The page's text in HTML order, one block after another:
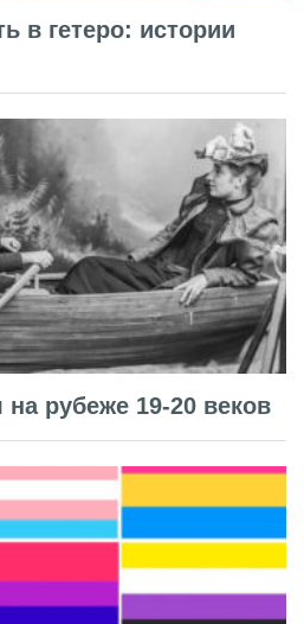
в гетеро: истории
рубеже 19-20 веков